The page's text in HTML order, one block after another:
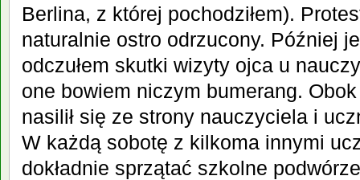
Berlina, z której pochodziłem).
naturalnie ostro odrzucony. Później
odczułem skutki wizyty ojca u
one bowiem niczym bumerang.
nasilił się ze strony nauczyciela i
W każdą sobotę z kilkoma innymi
dokładnie sprzątać szkolne